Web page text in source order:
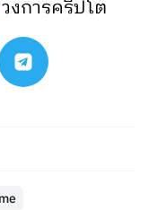
วงการคริปโต